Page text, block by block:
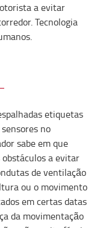
a evitar
Tecnologia
etiquetas
no
sabe em que
obstáculos a evitar
de ventilação
ou o movimento
em certas datas
da movimentação